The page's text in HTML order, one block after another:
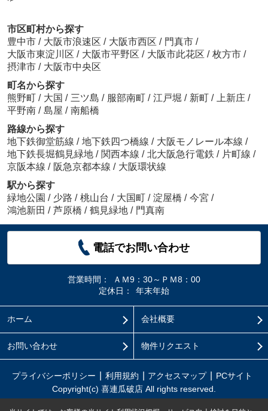
市区町村から探す
豊中市 / 大阪市浪速区 / 大阪市西区 / 門真市 /
大阪市東淀川区 / 大阪市平野区 / 大阪市此花区 / 枚方市 /
摂津市 / 大阪市中央区
町名から探す
熊野町 / 大国 / 三ツ島 / 服部南町 / 江戸堀 / 新町 / 上新庄 /
平野南 / 島屋 / 南船橋
路線から探す
地下鉄御堂筋線 / 地下鉄四つ橋線 / 大阪モノレール本線 /
地下鉄長堀鶴見緑地 / 関西本線 / 北大阪急行電鉄 / 片町線 /
京阪本線 / 阪急京都本線 / 大阪環状線
駅から探す
緑地公園 / 少路 / 桃山台 / 大国町 / 淀屋橋 / 今宮 /
鴻池新田 / 芦原橋 / 鶴見緑地 / 門真南
電話でお問い合わせ
営業時間：
ＡＭ9：30～ＰＭ8：00
定休日：
年末年始
ホーム 会社概要
お問い合わせ 物件リクエスト
プライバシーポリシー 利用規約 アクセスマップ
PCサイト
Copyright(c) 喜連瓜破店 All rights reserved.